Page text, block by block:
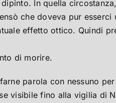
In quella
che doveva pur
effetto ottico. Quindi
di morire.
parola con nessuno
visibile fino alla vigilia di